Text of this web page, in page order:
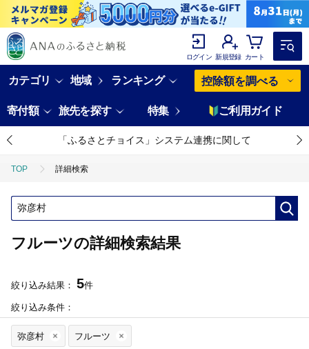
ログイン 新規登録 カート
カテゴリ 地域 ランキング 控除額を調べる
寄付額 旅先を探す 特集 ご利用ガイド
「ふるさとチョイス」システム連携に関して
TOP 詳細検索
フルーツの詳細検索結果
絞り込み結果： 5件
絞り込み条件：
弥彦村 フルーツ